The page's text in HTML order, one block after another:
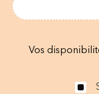
Vos